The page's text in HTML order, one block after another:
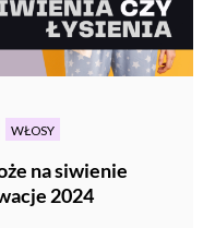
WŁOSY
na siwienie
2024